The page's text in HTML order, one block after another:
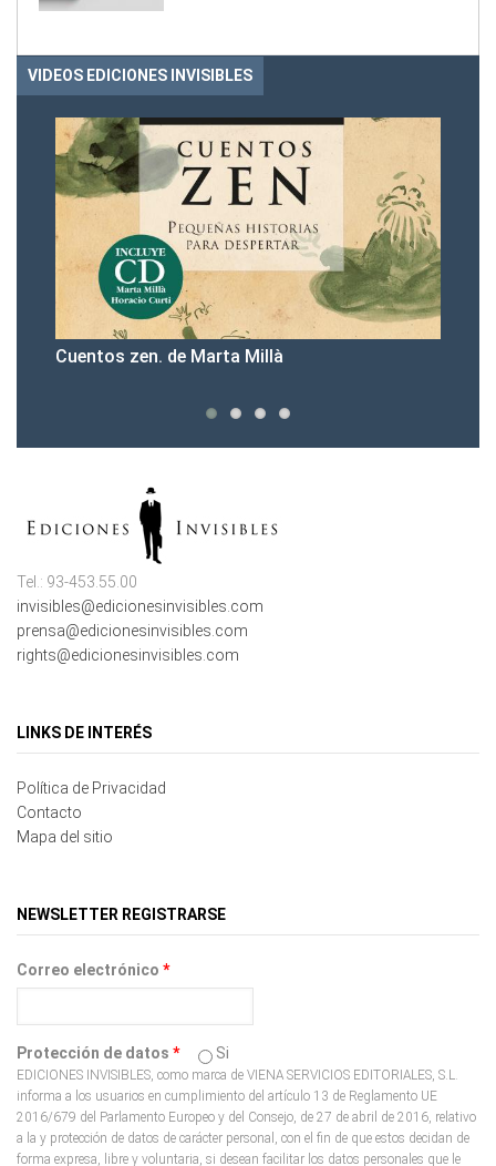
VIDEOS EDICIONES INVISIBLES
Millà
Tel.: 93-453.55.00
invisibles@edicionesinvisibles.com
prensa@edicionesinvisibles.com
rights@edicionesinvisibles.com
LINKS DE INTERÉS
Política de Privacidad
Contacto
Mapa del sitio
NEWSLETTER REGISTRARSE
Correo electrónico *
Protección de datos * Si
EDICIONES INVISIBLES, como marca de VIENA SERVICIOS EDITORIALES, S.L.
informa a los usuarios en cumplimiento del artículo 13 de Reglamento UE
2016/679 del Parlamento Europeo y del Consejo, de 27 de abril de 2016, relativo
a la y protección de datos de carácter personal, con el fin de que estos decidan de
forma expresa, libre y voluntaria, si desean facilitar los datos personales que le